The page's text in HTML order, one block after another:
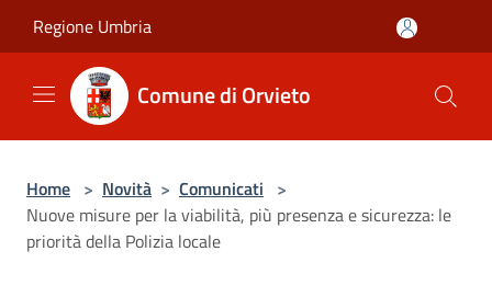
Regione Umbria
Comune di Orvieto
Home > Novità > Comunicati >
Nuove misure per la viabilità, più presenza e sicurezza: le
priorità della Polizia locale